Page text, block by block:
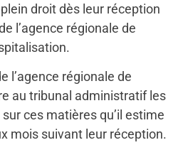
droit dès leur réception
l’agence régionale de
l’agence régionale de
au tribunal administratif les
ces matières qu’il estime
mois suivant leur réception.